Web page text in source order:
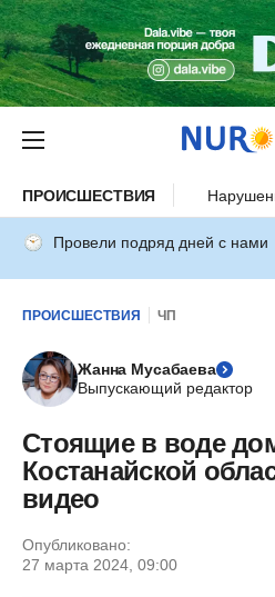
ПРОИСШЕСТВИЯ
Провели подряд дней с нами
ПРОИСШЕСТВИЯ ЧП
Жанна Мусабаева
Выпускающий редактор
Стоящие в воде
Костанайской
видео
Опубликовано:
27 марта 2024, 09:00